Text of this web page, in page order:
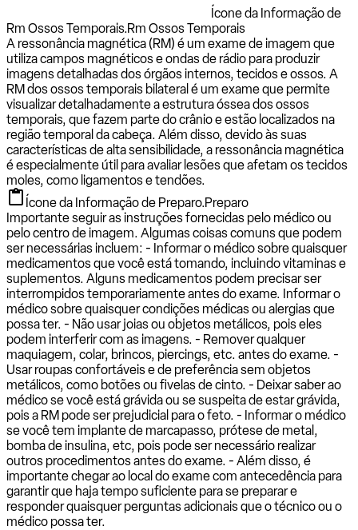
Ícone da Informação de
Rm Ossos Temporais.Rm Ossos Temporais
A ressonância magnética (RM) é um exame de imagem que
utiliza campos magnéticos e ondas de rádio para produzir
imagens detalhadas dos órgãos internos, tecidos e ossos. A
RM dos ossos temporais bilateral é um exame que permite
visualizar detalhadamente a estrutura óssea dos ossos
temporais, que fazem parte do crânio e estão localizados na
região temporal da cabeça. Além disso, devido às suas
características de alta sensibilidade, a ressonância magnética
é especialmente útil para avaliar lesões que afetam os tecidos
moles, como ligamentos e tendões.
Ícone da Informação de Preparo.Preparo
Importante seguir as instruções fornecidas pelo médico ou
pelo centro de imagem. Algumas coisas comuns que podem
ser necessárias incluem: - Informar o médico sobre quaisquer
medicamentos que você está tomando, incluindo vitaminas e
suplementos. Alguns medicamentos podem precisar ser
interrompidos temporariamente antes do exame. Informar o
médico sobre quaisquer condições médicas ou alergias que
possa ter. - Não usar joias ou objetos metálicos, pois eles
podem interferir com as imagens. - Remover qualquer
maquiagem, colar, brincos, piercings, etc. antes do exame. -
Usar roupas confortáveis e de preferência sem objetos
metálicos, como botões ou fivelas de cinto. - Deixar saber ao
médico se você está grávida ou se suspeita de estar grávida,
pois a RM pode ser prejudicial para o feto. - Informar o médico
se você tem implante de marcapasso, prótese de metal,
bomba de insulina, etc, pois pode ser necessário realizar
outros procedimentos antes do exame. - Além disso, é
importante chegar ao local do exame com antecedência para
garantir que haja tempo suficiente para se preparar e
responder quaisquer perguntas adicionais que o técnico ou o
médico possa ter.